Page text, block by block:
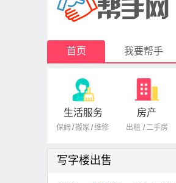
首页 我要帮手
生活服务
保姆/搬家 /维修
房产
出租 /二手房
写字楼出售